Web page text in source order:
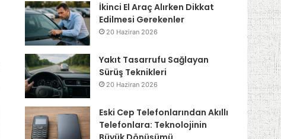
İkinci El Araç Alırken Dikkat
Edilmesi Gerekenler
20 Haziran 2026
Yakıt Tasarrufu Sağlayan
Sürüş Teknikleri
20 Haziran 2026
Eski Cep Telefonlarından Akıllı
Telefonlara: Teknolojinin